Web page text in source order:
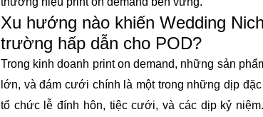
Xu hướng nào khiến Wedding
trường hấp dẫn cho POD?
Trong kinh doanh print on demand, những sản
lớn, và đám cưới chính là một trong những dịp
tổ chức lễ đính hôn, tiệc cưới, và các dịp kỷ